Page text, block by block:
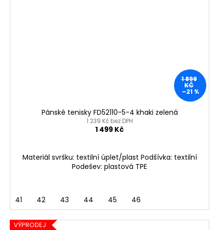
1 899
KČ
–21 %
Pánské tenisky FD52110-5-4 khaki zelená
1 239 Kč bez DPH
1 499 Kč
Materiál svršku: textilní úplet/plast Podšívka: textilní
Podešev: plastová TPE
41 42 43 44 45 46
VÝPRODEJ